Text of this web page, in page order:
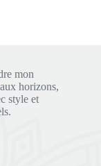
mon
horizons,
style et